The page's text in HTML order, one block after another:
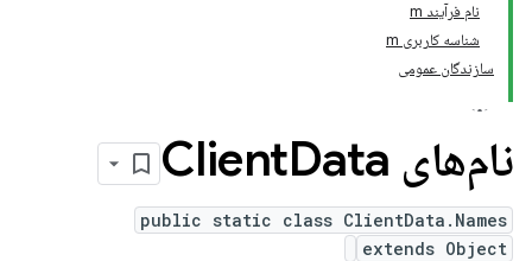
نام فرآیند m
شناسه کاربری m
سازندگان عمومی
نام‌های Client Data
public static class ClientData.Names
extends Object